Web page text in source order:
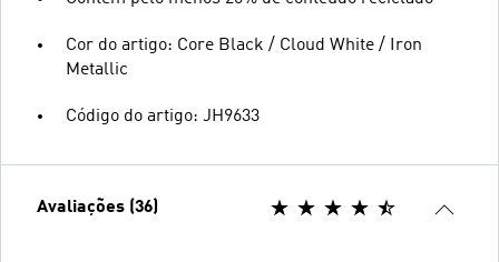
Cor do artigo: Core Black / Cloud White / Iron
Metallic
Código do artigo: JH9633
Avaliações (36)